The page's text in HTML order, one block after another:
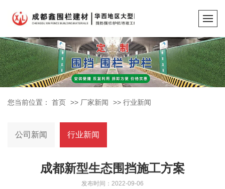
您当前位置： 首页 >> 厂家新闻 >> 行业新闻
公司新闻 行业新闻
成都新型生态围挡施工方案
发布时间：2022-09-06